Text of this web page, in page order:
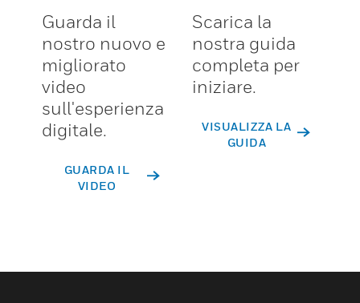
Guarda il
nostro nuovo e
migliorato
video
sull'esperienza
digitale.
GUARDA IL
VIDEO
Scarica la
nostra guida
completa per
iniziare.
VISUALIZZA LA
GUIDA